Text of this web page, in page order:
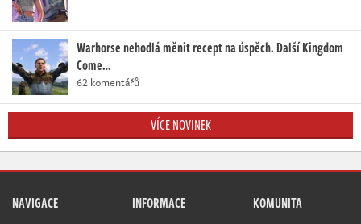
Warhorse nehodlá měnit recept na úspěch. Další Kingdom
Come…
62 komentářů
VÍCE NOVINEK
NAVIGACE INFORMACE KOMUNITA